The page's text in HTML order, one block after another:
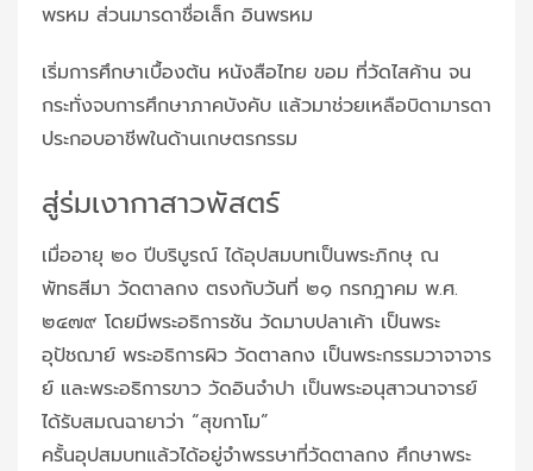
พรหม ส่วนมารดาชื่อเล็ก อินพรหม
เริ่มการศึกษาเบื้องต้น หนังสือไทย ขอม ที่วัดไสค้าน จน
กระทั่งจบการศึกษาภาคบังคับ แล้วมาช่วยเหลือบิดามารดา
ประกอบอาชีพในด้านเกษตรกรรม
สู่ร่มเงากาสาวพัสตร์
เมื่ออายุ ๒๐ ปีบริบูรณ์ ได้อุปสมบทเป็นพระภิกษุ ณ
พัทธสีมา วัดตาลกง ตรงกับวันที่ ๒๑ กรกฎาคม พ.ศ.
๒๔๗๙ โดยมีพระอธิการชัน วัดมาบปลาเค้า เป็นพระ
อุปัชฌาย์ พระอธิการผิว วัดตาลกง เป็นพระกรรมวาจาจาร
ย์ และพระอธิการขาว วัดอินจำปา เป็นพระอนุสาวนาจารย์
ได้รับสมณฉายาว่า “สุขกาโม”
ครั้นอุปสมบทแล้วได้อยู่จำพรรษาที่วัดตาลกง ศึกษาพระ